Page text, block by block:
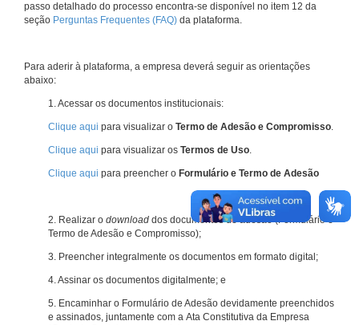
passo detalhado do processo encontra-se disponível no item 12 da
seção Perguntas Frequentes (FAQ) da plataforma.
Para aderir à plataforma, a empresa deverá seguir as orientações
abaixo:
1. Acessar os documentos institucionais:
Clique aqui para visualizar o Termo de Adesão e Compromisso.
Clique aqui para visualizar os Termos de Uso.
Clique aqui para preencher o Formulário e Termo de Adesão
2. Realizar o download dos documentos de adesão (Formulário e
Termo de Adesão e Compromisso);
3. Preencher integralmente os documentos em formato digital;
4. Assinar os documentos digitalmente; e
5. Encaminhar o Formulário de Adesão devidamente preenchidos
e assinados, juntamente com a Ata Constitutiva da Empresa